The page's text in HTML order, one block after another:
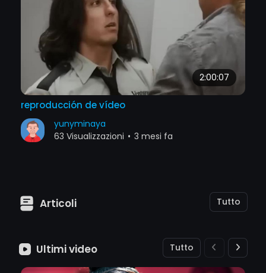
2:00:07
reproducción de vídeo
yunyminaya
63 Visualizzazioni • 3 mesi fa
Articoli Tutto
Ultimi video Tutto